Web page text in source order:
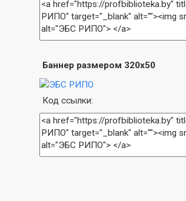
Баннер размером 320x50
Код ссылки: